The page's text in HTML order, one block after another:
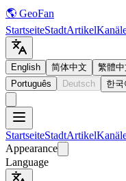
🌎 GeoFan
StartseiteStadtArtikel
English 简体中文 繁體中
Português
Deutsch 한국
StartseiteStadtArtikel
Appearance
Language